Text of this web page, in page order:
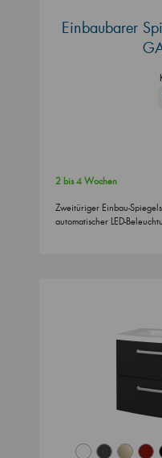
Einbaubarer
2 bis 4 Wochen
Zweitüriger Einbau-
automatischer LED-